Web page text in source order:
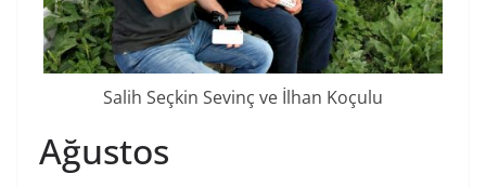
Salih Seçkin Sevinç ve İlhan Koçulu
Ağustos